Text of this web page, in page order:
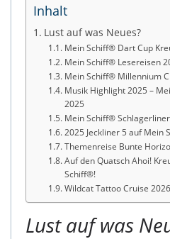
Inhalt
Lust auf was Neues?
Mein Schiff® Dart Cup
Mein Schiff® Lesereisen
Mein Schiff® Millennium
Musik Highlight 2025 –
2025
Mein Schiff®
2025 Jeckliner 5 auf Mein
Themenreise Bunte
Auf den Quatsch Ahoi!
Schiff®!
Wildcat Tattoo Cruise 2026
Lust auf was